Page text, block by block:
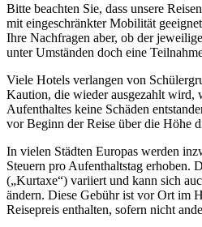
Bitte beachten Sie, dass unsere
mit eingeschränkter Mobilität
Ihre Nachfragen aber, ob der
unter Umständen doch eine
Viele Hotels verlangen von
Kaution, die wieder ausgezahlt wird,
Aufenthaltes keine Schäden
vor Beginn der Reise über die Höhe
In vielen Städten Europas werden
Steuern pro Aufenthaltstag erhoben.
(„Kurtaxe“) variiert und kann sich
ändern. Diese Gebühr ist vor Ort im
Reisepreis enthalten, sofern nicht